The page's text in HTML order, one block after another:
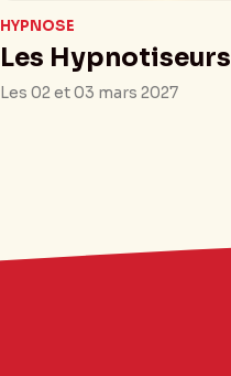
HYPNOSE
Les Hypnotiseurs
Les 02 et 03 mars 2027